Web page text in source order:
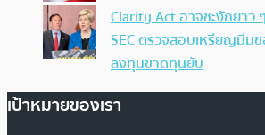
Clarity Act อาจชะงักยาว
SEC ตรวจสอบเหรียญมีม
ลงทุนขาดทุนยับ
เป้าหมายของเรา